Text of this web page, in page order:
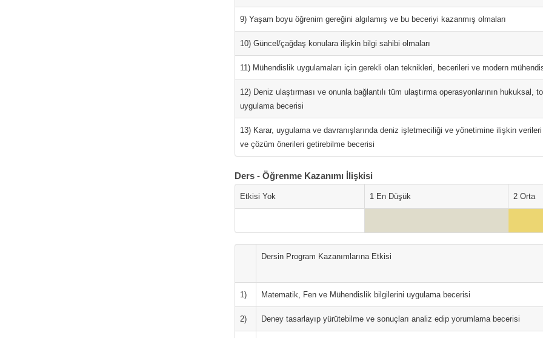
9) Yaşam boyu öğrenim gereğini algılamış ve bu beceriyi kazanmış olmaları
10) Güncel/çağdaş konulara ilişkin bilgi sahibi olmaları
11) Mühendislik uygulamaları için gerekli olan teknikleri, becerileri ve modern
12) Deniz ulaştırması ve onunla bağlantılı tüm ulaştırma operasyonlarının
uygulama becerisi
13) Karar, uygulama ve davranışlarında deniz işletmeciliği ve yönetimine ilişkin
ve çözüm önerileri getirebilme becerisi
Ders - Öğrenme Kazanımı İlişkisi
Etkisi Yok 1 En Düşük 2 Orta
Dersin Program Kazanımlarına Etkisi
1) Matematik, Fen ve Mühendislik bilgilerini uygulama becerisi
2) Deney tasarlayıp yürütebilme ve sonuçları analiz edip yorumlama becerisi